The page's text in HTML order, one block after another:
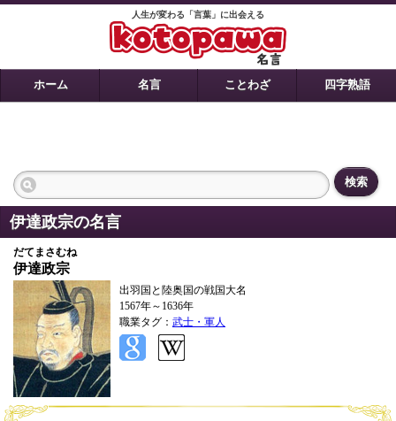
人生が変わる「言葉」に出会える
ホーム 名言 ことわざ 四字熟語
検索
伊達政宗の名言
だてまさむね
伊達政宗
出羽国と陸奥国の戦国大名
1567年～1636年
職業タグ： 武士・軍人